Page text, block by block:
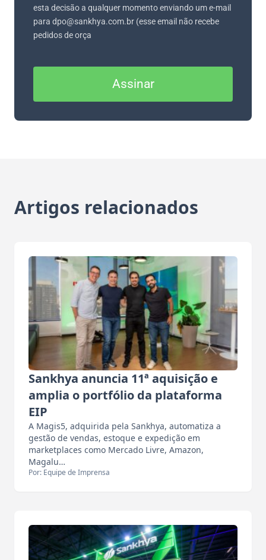
esta decisão a qualquer momento enviando um e-mail
para dpo@sankhya.com.br (esse email não recebe
pedidos de orça
Assinar
Artigos relacionados
Sankhya anuncia 11ª aquisição e
amplia o portfólio da plataforma
EIP
A Magis5, adquirida pela Sankhya, automatiza a
gestão de vendas, estoque e expedição em
marketplaces como Mercado Livre, Amazon,
Magalu…
Por: Equipe de Imprensa